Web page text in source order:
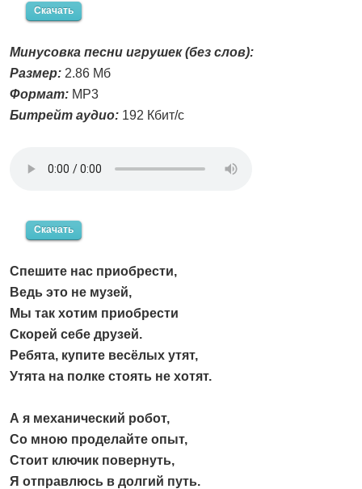
Скачать
Минусовка песни игрушек (без слов):
Размер: 2.86 Мб
Формат: MP3
Битрейт аудио: 192 Кбит/с
Скачать
Спешите нас приобрести,
Ведь это не музей,
Мы так хотим приобрести
Скорей себе друзей.
Ребята, купите весёлых утят,
Утята на полке стоять не хотят.
А я механический робот,
Со мною проделайте опыт,
Стоит ключик повернуть,
Я отправлюсь в долгий путь.